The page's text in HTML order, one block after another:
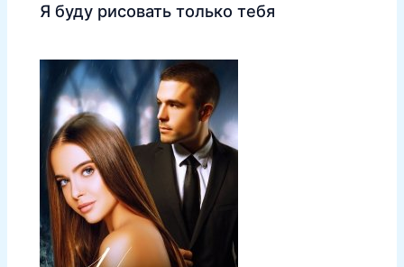
Я буду рисовать только тебя